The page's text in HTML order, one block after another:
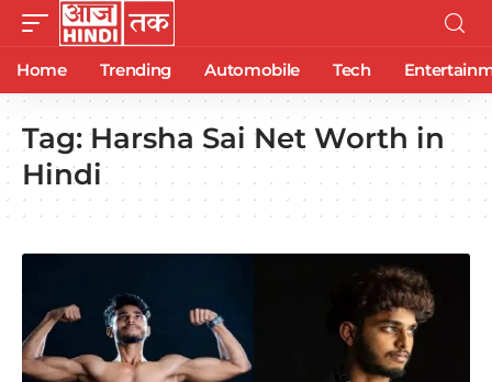
Home Trending Automobile Tech
Tag:Harsha Sai Net Worth in
Hindi